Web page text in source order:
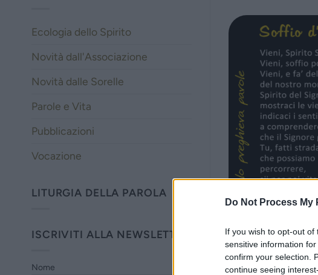
Do Not Process
If you wish to opt-out
sensitive information
confirm your selection.
continue seeing
Ecologia dello Spirito
Novità dall'Associazione
Novità dalle Sorelle
Parole e Vita
Pubblicazioni
Vocazione
LITURGIA DELLA PAROLA
ISCRIVITI ALLA NEWSLETTER
Nome